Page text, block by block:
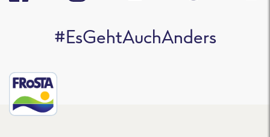
#EsGehtAuchAnders